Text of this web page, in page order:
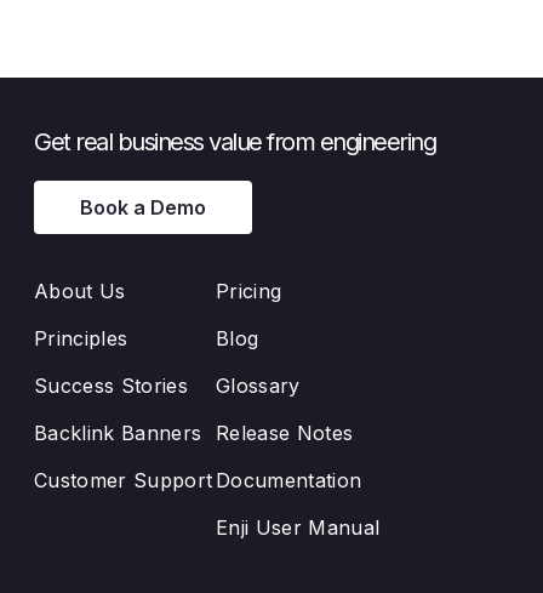
Get real business value from engineering
Book a Demo
About Us
Principles
Success Stories
Backlink Banners
Customer Support
Pricing
Blog
Glossary
Release Notes
Documentation
Enji User Manual